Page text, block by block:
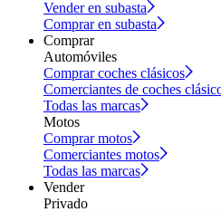
Vender en subasta
Comprar en subasta
Comprar
Automóviles
Comprar coches clásicos
Comerciantes de coches
Todas las marcas
Motos
Comprar motos
Comerciantes motos
Todas las marcas
Vender
Privado